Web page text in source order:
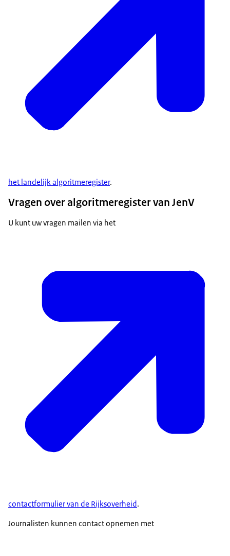
het landelijk algoritmeregister.
Vragen over algoritmeregister van JenV
U kunt uw vragen mailen via het
contactformulier van de Rijksoverheid.
Journalisten kunnen contact opnemen met